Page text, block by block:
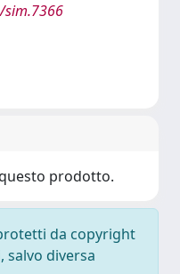
prodotto.
da copyright
diversa